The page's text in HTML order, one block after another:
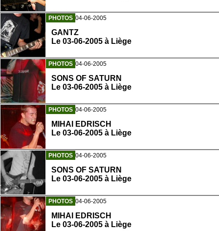
PHOTOS 04-06-2005
GANTZ
Le 03-06-2005 à Liège
PHOTOS 04-06-2005
SONS OF SATURN
Le 03-06-2005 à Liège
PHOTOS 04-06-2005
MIHAI EDRISCH
Le 03-06-2005 à Liège
PHOTOS 04-06-2005
SONS OF SATURN
Le 03-06-2005 à Liège
PHOTOS 04-06-2005
MIHAI EDRISCH
Le 03-06-2005 à Liège